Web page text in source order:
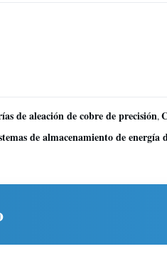
de aleación de cobre de precisión,
de almacenamiento de energía